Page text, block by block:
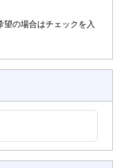
の場合はチェックを入